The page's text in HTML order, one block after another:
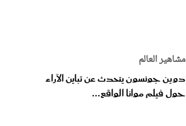
مشاهير العالم
دوين جونسون يتحدث عن تباين الآراء
حول فيلم موانا الواقع...